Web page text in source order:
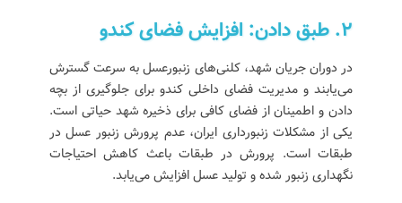
۲. طبق دادن: افزایش فضای کندو
در دوران جریان شهد، کلنی‌های زنبورعسل به سرعت گسترش
می‌یابند و مدیریت فضای داخلی کندو برای جلوگیری از بچه
دادن و اطمینان از فضای کافی برای ذخیره شهد حیاتی است.
یکی از مشکلات زنبورداری ایران، عدم پرورش زنبور عسل در
طبقات است. پرورش در طبقات باعث کاهش احتیاجات
نگهداری زنبور شده و تولید عسل افزایش می‌یابد.